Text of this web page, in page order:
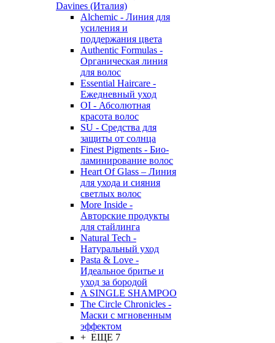
Davines (Италия)
Alchemic - Линия для
усиления и
поддержания цвета
Authentic Formulas -
Органическая линия
для волос
Essential Haircare -
Eжедневный уход
OI - Абсолютная
красота волос
SU - Средства для
защиты от солнца
Finest Pigments - Био-
ламинирование волос
Heart Of Glass – Линия
для ухода и сияния
светлых волос
More Inside -
Авторские продукты
для стайлинга
Natural Tech -
Натуральный уход
Pasta & Love -
Идеальное бритье и
уход за бородой
A SINGLE SHAMPOO
The Circle Chronicles -
Маски с мгновенным
эффектом
+ ЕЩЕ 7